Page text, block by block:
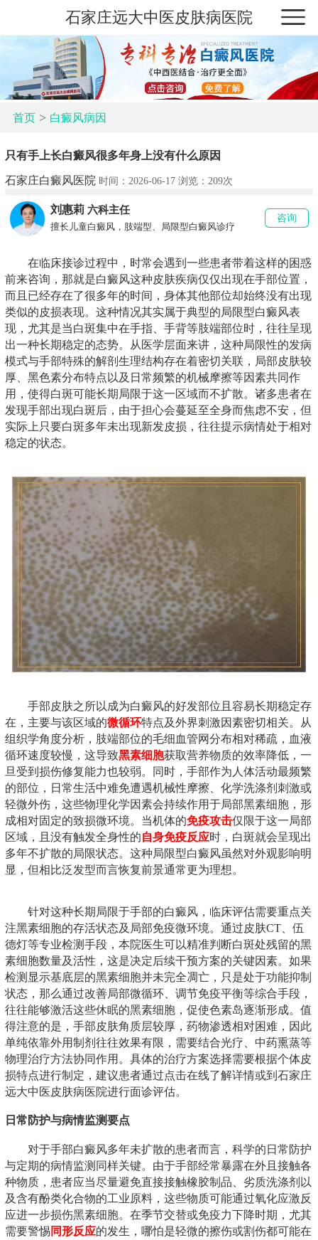
石家庄远大中医皮肤病医院
首页> 白癜风病因
只有手上长白癜风很多年身上没有什么原因
石家庄白癜风医院 时间：2026-06-17 浏览： 209次
刘惠莉 六科主任
擅长儿童白癜风，肢端型、局限型白癜风诊疗
咨询
在临床接诊过程中，时常会遇到一些患者带着这样的困惑
前来咨询，那就是白癜风这种皮肤疾病仅仅出现在手部位置，
而且已经存在了很多年的时间，身体其他部位却始终没有出现
类似的皮损表现。这种情况其实属于典型的局限型白癜风表
现，尤其是当白斑集中在手指、手背等肢端部位时，往往呈现
出一种长期稳定的态势。从医学层面来讲，这种局限性的发病
模式与手部特殊的解剖生理结构存在着密切关联，局部皮肤较
厚、黑色素分布特点以及日常频繁的机械摩擦等因素共同作
用，使得白斑可能长期局限于这一区域而不扩散。诸多患者在
发现手部出现白斑后，由于担心会蔓延至全身而焦虑不安，但
实际上只要白斑多年未出现新发皮损，往往提示病情处于相对
稳定的状态。
手部皮肤之所以成为白癜风的好发部位且容易长期稳定存
在，主要与该区域的微循环特点及外界刺激因素密切相关。从
组织学角度分析，肢端部位的毛细血管网分布相对稀疏，血液
循环速度较慢，这导致黑素细胞获取营养物质的效率降低，一
旦受到损伤修复能力也较弱。同时，手部作为人体活动最频繁
的部位，日常生活中难免遭遇机械性摩擦、化学洗涤剂刺激或
轻微外伤，这些物理化学因素会持续作用于局部黑素细胞，形
成相对固定的致损微环境。当机体的免疫攻击仅限于这一局部
区域，且没有触发全身性的自身免疫反应时，白斑就会呈现出
多年不扩散的局限状态。这种局限型白癜风虽然对外观影响明
显，但相比泛发型而言恢复前景通常更为理想。
针对这种长期局限于手部的白癜风，临床评估需要重点关
注黑素细胞的存活状态及局部免疫微环境。通过皮肤CT、伍
德灯等专业检测手段，本院医生可以精准判断白斑处残留的黑
素细胞数量及活性，这是决定后续干预方案的关键因素。如果
检测显示基底层的黑素细胞并未完全凋亡，只是处于功能抑制
状态，那么通过改善局部微循环、调节免疫平衡等综合手段，
往往能够激活这些休眠的黑素细胞，促使色素岛逐渐形成。值
得注意的是，手部皮肤角质层较厚，药物渗透相对困难，因此
单纯依靠外用制剂往往效果有限，需要结合光疗、中药熏蒸等
物理治疗方法协同作用。具体的治疗方案选择需要根据个体皮
损特点进行制定，建议患者通过点击在线了解详情或到石家庄
远大中医皮肤病医院进行面诊评估。
日常防护与病情监测要点
对于手部白癜风多年未扩散的患者而言，科学的日常防护
与定期的病情监测同样关键。由于手部经常暴露在外且接触各
种物质，患者应当尽量避免直接接触橡胶制品、劣质洗涤剂以
及含有酚类化合物的工业原料，这些物质可能通过氧化应激反
应进一步损伤黑素细胞。在季节交替或免疫力下降时期，尤其
需要警惕 同形反应的发生，哪怕是轻微的擦伤或割伤都可能在